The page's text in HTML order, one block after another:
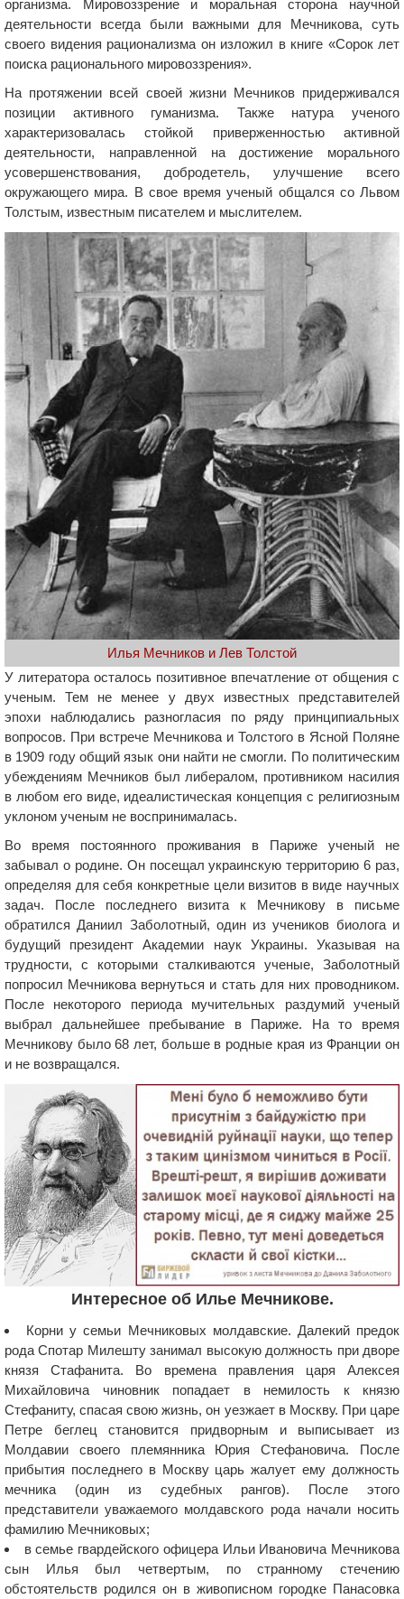
организма. Мировоззрение и моральная сторона научной
деятельности всегда были важными для Мечникова, суть
своего видения рационализма он изложил в книге «Сорок лет
поиска рационального мировоззрения».
На протяжении всей своей жизни Мечников придерживался
позиции активного гуманизма. Также натура ученого
характеризовалась стойкой приверженностью активной
деятельности, направленной на достижение морального
усовершенствования, добродетель, улучшение всего
окружающего мира. В свое время ученый общался со Львом
Толстым, известным писателем и мыслителем.
Илья Мечников и Лев Толстой
У литератора осталось позитивное впечатление от общения с
ученым. Тем не менее у двух известных представителей
эпохи наблюдались разногласия по ряду принципиальных
вопросов. При встрече Мечникова и Толстого в Ясной Поляне
в 1909 году общий язык они найти не смогли. По политическим
убеждениям Мечников был либералом, противником насилия
в любом его виде, идеалистическая концепция с религиозным
уклоном ученым не воспринималась.
Во время постоянного проживания в Париже ученый не
забывал о родине. Он посещал украинскую территорию 6 раз,
определяя для себя конкретные цели визитов в виде научных
задач. После последнего визита к Мечникову в письме
обратился Даниил Заболотный, один из учеников биолога и
будущий президент Академии наук Украины. Указывая на
трудности, с которыми сталкиваются ученые, Заболотный
попросил Мечникова вернуться и стать для них проводником.
После некоторого периода мучительных раздумий ученый
выбрал дальнейшее пребывание в Париже. На то время
Мечникову было 68 лет, больше в родные края из Франции он
и не возвращался.
Интересное об Илье Мечникове.
Корни у семьи Мечниковых молдавские. Далекий предок
рода Спотар Милешту занимал высокую должность при дворе
князя Стафанита. Во времена правления царя Алексея
Михайловича чиновник попадает в немилость к князю
Стефаниту, спасая свою жизнь, он уезжает в Москву. При царе
Петре беглец становится придворным и выписывает из
Молдавии своего племянника Юрия Стефановича. После
прибытия последнего в Москву царь жалует ему должность
мечника (один из судебных рангов). После этого
представители уважаемого молдавского рода начали носить
фамилию Мечниковых;
в семье гвардейского офицера Ильи Ивановича Мечникова
сын Илья был четвертым, по странному стечению
обстоятельств родился он в живописном городке Панасовка